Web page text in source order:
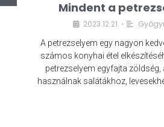
Mindent a
2023.12.21. •
A petrezselyem egy nagyon
számos konyhai étel
petrezselyem egyfajta zöldség,
használnak salátákhoz,